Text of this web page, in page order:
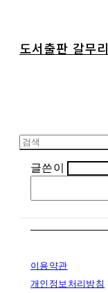
도서출판 갈무리
글쓴이
이용약관
개인정보처리방침